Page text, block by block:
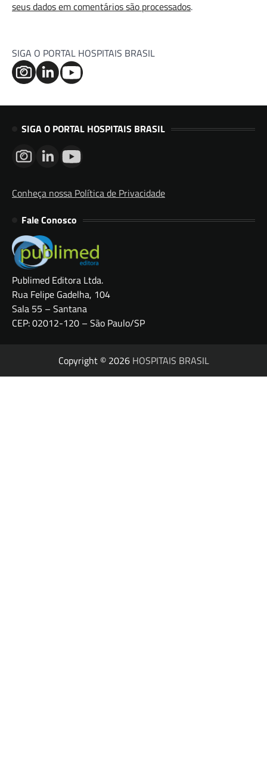
seus dados em comentários são processados.
SIGA O PORTAL HOSPITAIS BRASIL
SIGA O PORTAL HOSPITAIS BRASIL
Conheça nossa Política de Privacidade
Fale Conosco
Publimed Editora Ltda.
Rua Felipe Gadelha, 104
Sala 55 – Santana
CEP: 02012-120 – São Paulo/SP
Copyright © 2026 HOSPITAIS BRASIL